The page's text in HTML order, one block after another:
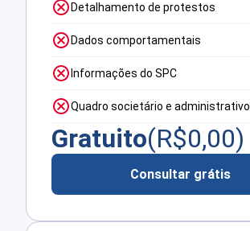
Detalhamento de protestos
Dados comportamentais
Informações do SPC
Quadro societário e administrativo
Gratuito(R$0,00)
Consultar grátis